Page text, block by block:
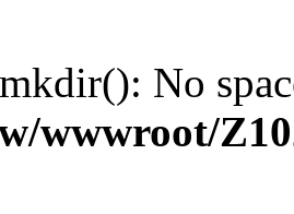
No
wwwroot/